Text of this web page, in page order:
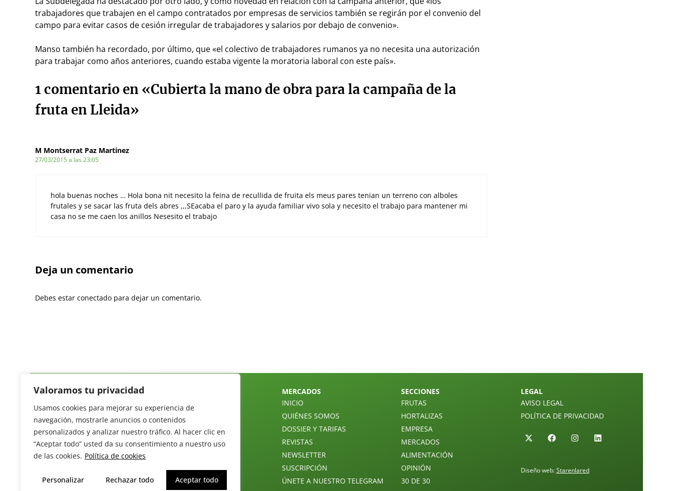
Valoramos tu privacidad
Usamos cookies para mejorar su experiencia de
navegación, mostrarle anuncios o contenidos
personalizados y analizar nuestro tráfico. Al hacer clic en
“Aceptar todo” usted da su consentimiento a nuestro uso
de las cookies. Política de cookies
Personalizar Rechazar todo Aceptar todo
trabajadores que trabajen en el campo contratados por empresas de servicios también se regirán por el convenio del
campo para evitar casos de cesión irregular de trabajadores y salarios por debajo de convenio».
Manso también ha recordado, por último, que «el colectivo de trabajadores rumanos ya no necesita una autorización
para trabajar como años anteriores, cuando estaba vigente la moratoria laboral con este país».
1 comentario en «Cubierta la mano de obra para la campaña de la
fruta en Lleida»
M Montserrat Paz Martinez
27/03/2015 a las 23:05
hola buenas noches … Hola bona nit necesito la feina de recullida de fruita els meus pares tenian un terreno con alboles
frutales y se sacar las fruta dels abres ,,,SEacaba el paro y la ayuda familiar vivo sola y necesito el trabajo para mantener mi
casa no se me caen los anillos Nesesito el trabajo
Deja un comentario
Debes estar conectado para dejar un comentario.
Revista del Sector Hortofrutícola
C/ Presidente Cárdenas nº 10.
41013 Sevilla. ESPAÑA
Tel: (+34) 954 25 88 51
redaccion@revistamercados.com
MERCADOS
INICIO
QUIÉNES SOMOS
DOSSIER Y TARIFAS
REVISTAS
NEWSLETTER
SUSCRIPCIÓN
ÚNETE A NUESTRO TELEGRAM
SECCIONES
FRUTAS
HORTALIZAS
EMPRESA
MERCADOS
ALIMENTACIÓN
OPINIÓN
30 DE 30
LEGAL
AVISO LEGAL
POLÍTICA DE PRIVACIDAD
Diseño web:Starenlared